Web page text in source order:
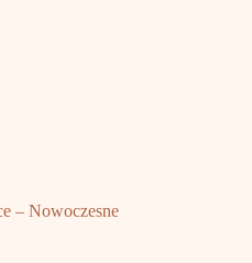
– Nowoczesne